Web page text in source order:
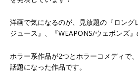
洋画で気になるのが、見放題の『ロング
ジュース』、『WEAPONS/ウェポンズ』
ホラー系作品が2つとホラーコメディで
話題になった作品です。